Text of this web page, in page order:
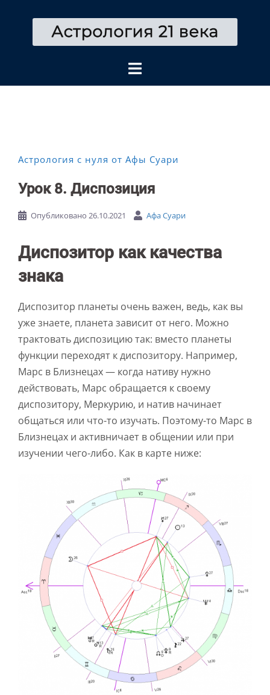
содержимому
Астрология с нуля от Афы Суари
Урок 8. Диспозиция
Опубликовано 26.10.2021 Афа Суари
Диспозитор как качества
знака
Диспозитор планеты очень важен, ведь, как вы
уже знаете, планета зависит от него. Можно
трактовать диспозицию так: вместо планеты
функции переходят к диспозитору. Например,
Марс в Близнецах — когда нативу нужно
действовать, Марс обращается к своему
диспозитору, Меркурию, и натив начинает
общаться или что-то изучать. Поэтому-то Марс в
Близнецах и активничает в общении или при
изучении чего-либо. Как в карте ниже: